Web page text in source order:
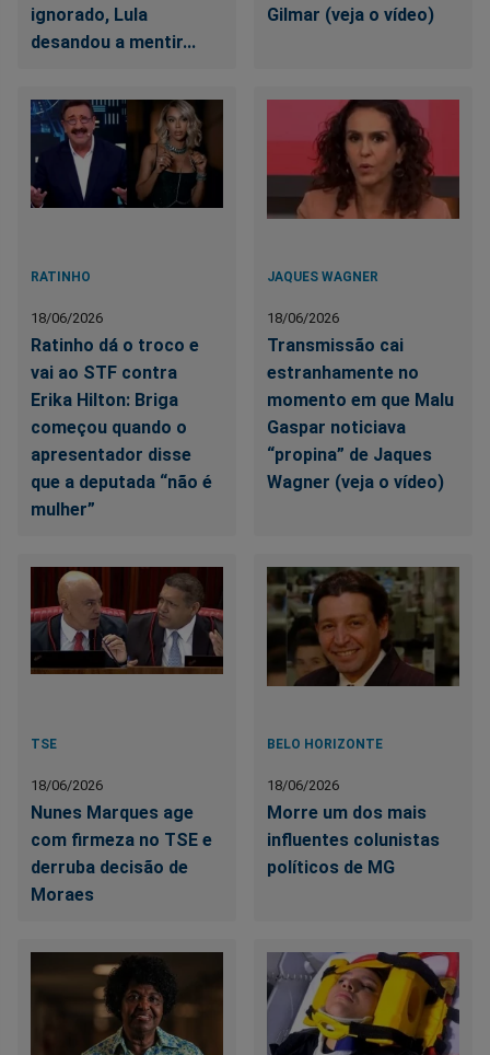
ignorado, Lula
desandou a mentir...
Gilmar (veja o vídeo)
RATINHO
18/06/2026
Ratinho dá o troco e
vai ao STF contra
Erika Hilton: Briga
começou quando o
apresentador disse
que a deputada “não é
mulher”
JAQUES WAGNER
18/06/2026
Transmissão cai
estranhamente no
momento em que Malu
Gaspar noticiava
“propina” de Jaques
Wagner (veja o vídeo)
TSE
18/06/2026
Nunes Marques age
com firmeza no TSE e
derruba decisão de
Moraes
BELO HORIZONTE
18/06/2026
Morre um dos mais
influentes colunistas
políticos de MG